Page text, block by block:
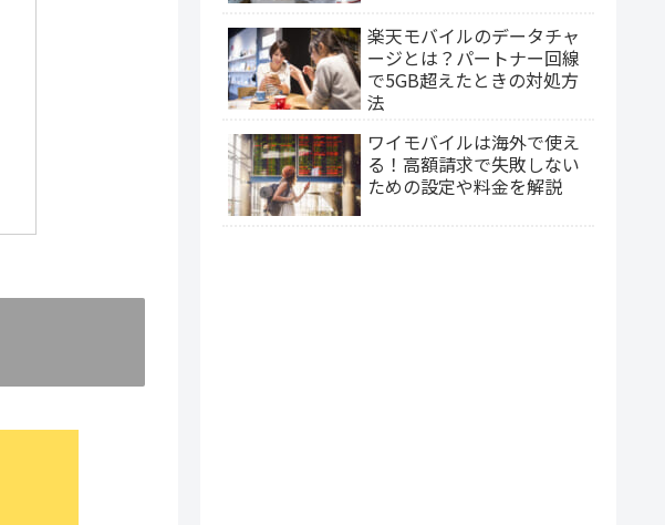
楽天モバイルのデータチャ
ージとは？パートナー回線
で5GB超えたときの対処方
法
ワイモバイルは海外で使え
る！高額請求で失敗しない
ための設定や料金を解説